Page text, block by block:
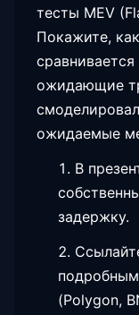
тесты MEV
Покажите,
ожидающие
ожидаемые
В
задержку.
(Polygon,